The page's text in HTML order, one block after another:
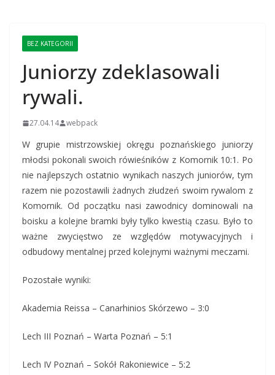
BEZ KATEGORII
Juniorzy zdeklasowali
rywali.
27.04.14 webpack
W grupie mistrzowskiej okręgu poznańskiego juniorzy
młodsi pokonali swoich rówieśników z Komornik 10:1. Po
nie najlepszych ostatnio wynikach naszych juniorów, tym
razem nie pozostawili żadnych złudzeń swoim rywalom z
Komornik. Od początku nasi zawodnicy dominowali na
boisku a kolejne bramki były tylko kwestią czasu. Było to
ważne zwycięstwo ze względów motywacyjnych i
odbudowy mentalnej przed kolejnymi ważnymi meczami.
Pozostałe wyniki:
Akademia Reissa – Canarhinios Skórzewo – 3:0
Lech III Poznań – Warta Poznań – 5:1
Lech IV Poznań – Sokół Rakoniewice – 5:2